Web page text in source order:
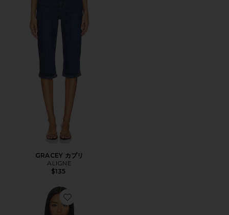
GRACEY カプリ
ALIGNE
$135
Favorite SUMMER ベスト